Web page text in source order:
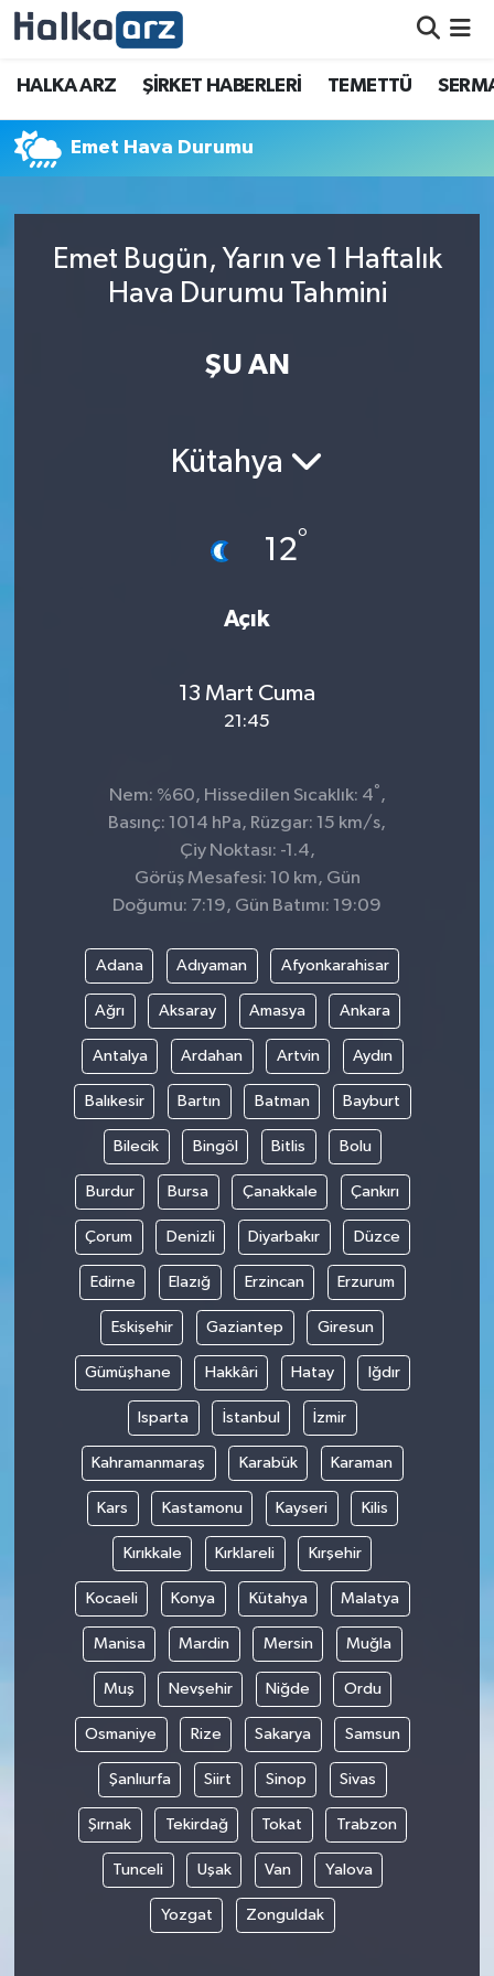
HALKA ARZ ŞİRKET HABERLERİ TEMETTÜ
Emet Hava Durumu
Emet Bugün, Yarın ve 1 Haftalık
Hava Durumu Tahmini
ŞU AN
Kütahya
12°
Açık
13 Mart Cuma
21:45
Nem: %60, Hissedilen Sıcaklık: 4°,
Basınç: 1014 hPa, Rüzgar: 15 km/s,
Çiy Noktası: -1.4,
Görüş Mesafesi: 10 km, Gün
Doğumu: 7:19, Gün Batımı: 19:09
Adana Adıyaman Afyonkarahisar
Ağrı Aksaray Amasya Ankara
Antalya Ardahan Artvin Aydın
Balıkesir Bartın Batman Bayburt
Bilecik Bingöl Bitlis Bolu
Burdur Bursa Çanakkale Çankırı
Çorum Denizli Diyarbakır Düzce
Edirne Elazığ Erzincan Erzurum
Eskişehir Gaziantep Giresun
Gümüşhane Hakkâri Hatay Iğdır
Isparta İstanbul İzmir
Kahramanmaraş Karabük Karaman
Kars Kastamonu Kayseri Kilis
Kırıkkale Kırklareli Kırşehir
Kocaeli Konya Kütahya Malatya
Manisa Mardin Mersin Muğla
Muş Nevşehir Niğde Ordu
Osmaniye Rize Sakarya Samsun
Şanlıurfa Siirt Sinop Sivas
Şırnak Tekirdağ Tokat Trabzon
Tunceli Uşak Van Yalova
Yozgat Zonguldak
HALKA ARZ
SERMAYE ARTIRIMI
TEMETTÜ
İletişim